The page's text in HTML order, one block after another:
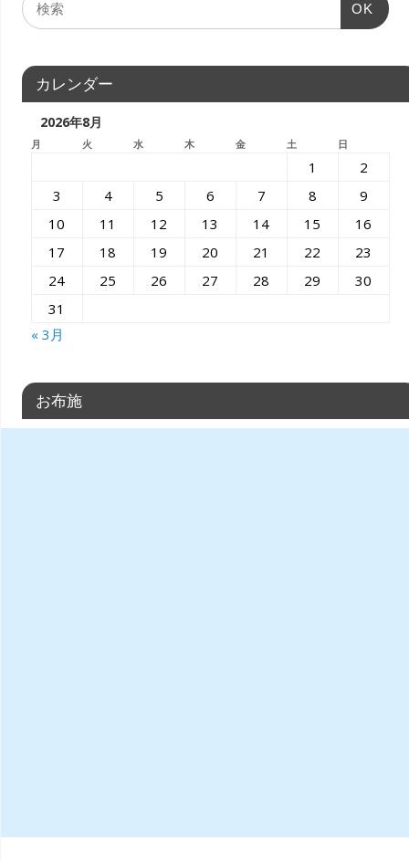
OK
カレンダー
2026年8月
月 火 水 木 金 土 日
1
2
3
4 5 6 7 8
9
10
11 12 13 14 15
16
17
18 19 20 21 22
23
24
25 26 27 28 29
30
31
« 3月
お布施